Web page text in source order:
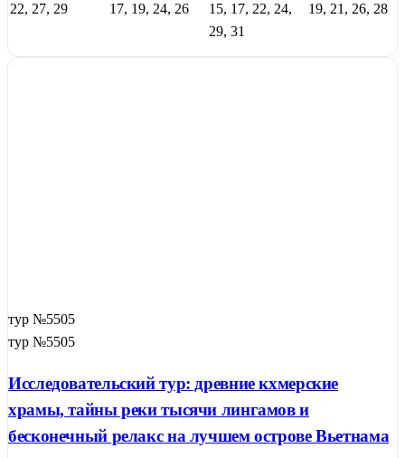
22, 27, 29
17, 19, 24, 26
15, 17, 22, 24,
29, 31
19, 21, 26, 28
тур №5505
тур №5505
Исследовательский тур: древние кхмерские
храмы, тайны реки тысячи лингамов и
бесконечный релакс на лучшем острове Вьетнама